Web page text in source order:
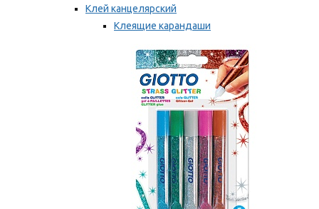
Клей канцелярский
Клеящие карандаши
Мы рекомендуем